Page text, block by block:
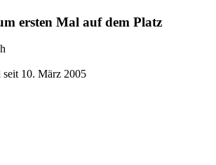
ersten Mal auf dem Platz
10. März 2005